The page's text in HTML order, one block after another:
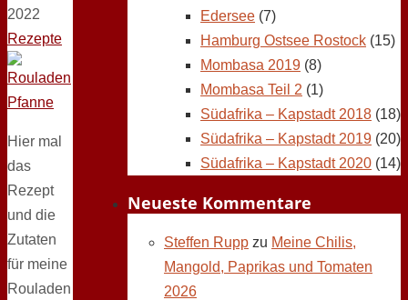
2022
Rezepte
Hier mal
das
Rezept
und die
Zutaten
für meine
Rouladen
Edersee (7)
Hamburg Ostsee Rostock (15)
Mombasa 2019 (8)
Mombasa Teil 2 (1)
Südafrika – Kapstadt 2018 (18)
Südafrika – Kapstadt 2019 (20)
Südafrika – Kapstadt 2020 (14)
Neueste Kommentare
Steffen Rupp zu Meine Chilis,
Mangold, Paprikas und Tomaten
2026